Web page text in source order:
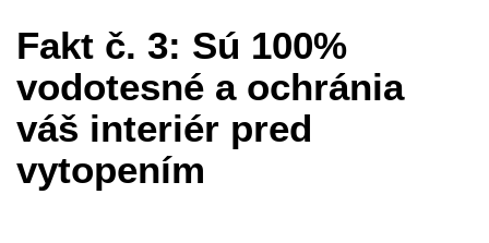
Fakt č. 3: Sú 100%
vodotesné a ochránia
váš interiér pred
vytopením